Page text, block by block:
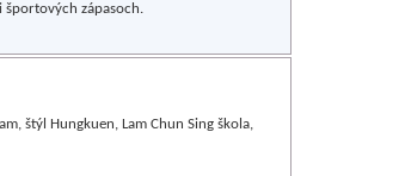
zápasoch.
štýl Hungkuen, Lam Chun Sing škola,